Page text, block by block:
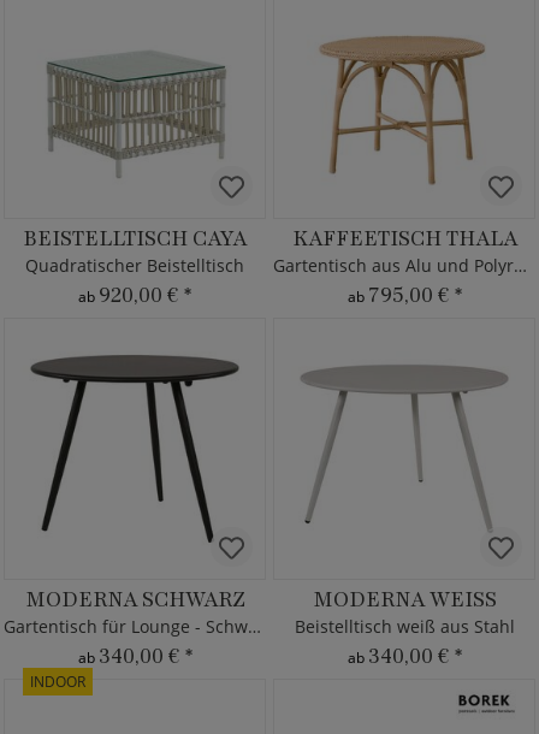
BEISTELLTISCH CAYA
Quadratischer Beistelltisch
ab 920,00 € *
KAFFEETISCH THALA
Gartentisch aus Alu und Polyrattan
ab 795,00 € *
MODERNA SCHWARZ
Gartentisch für Lounge - Schwarz
ab 340,00 € *
MODERNA WEISS
Beistelltisch weiß aus Stahl
ab 340,00 € *
INDOOR